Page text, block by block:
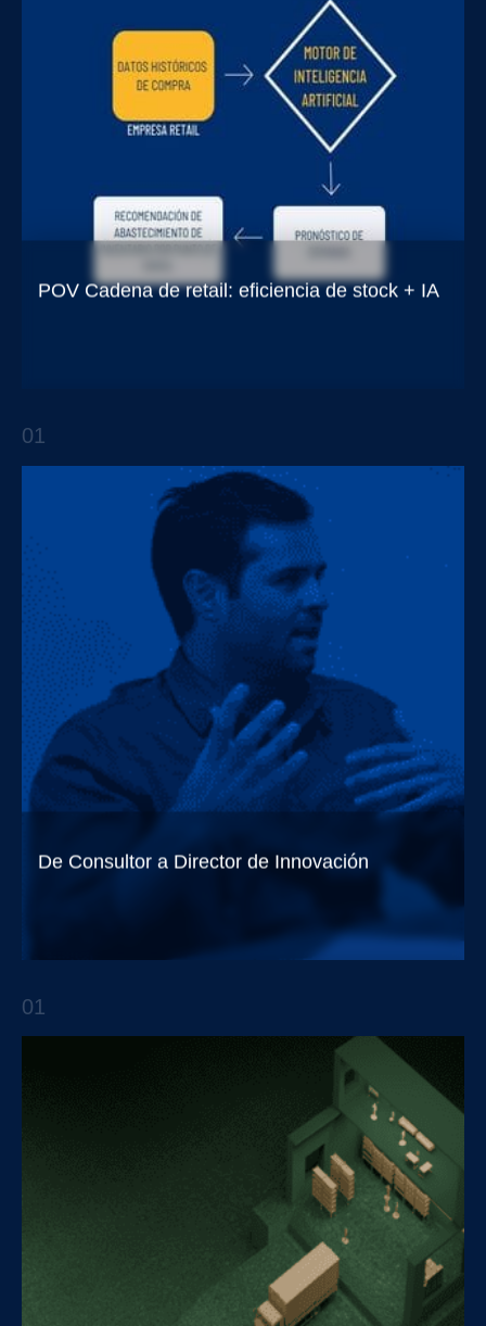
POV Cadena de retail: eficiencia de stock + IA
01
De Consultor a Director de Innovación
01